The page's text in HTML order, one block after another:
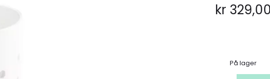
kr 329,00
På lager